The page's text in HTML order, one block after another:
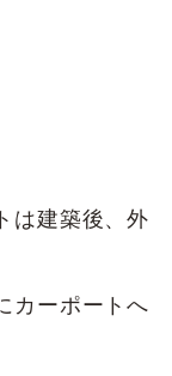
は建築後、外
カーポートへ